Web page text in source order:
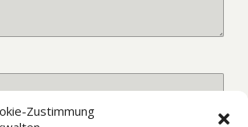
Zustimmung